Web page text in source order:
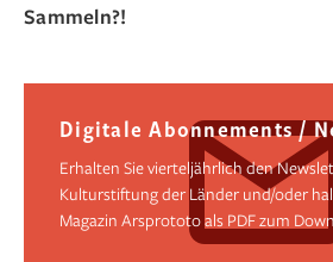
Sammeln?!
Digitale Abonnements /
Erhalten Sie vierteljährlich den
Kulturstiftung der Länder und/oder
Magazin Arsprototo als PDF zum